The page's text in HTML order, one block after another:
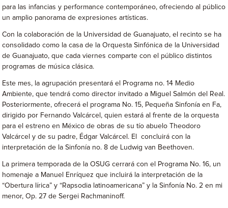
para las infancias y performance contemporáneo, ofreciendo al público
un amplio panorama de expresiones artísticas.
Con la colaboración de la Universidad de Guanajuato, el recinto se ha
consolidado como la casa de la Orquesta Sinfónica de la Universidad
de Guanajuato, que cada viernes comparte con el público distintos
programas de música clásica.
Este mes, la agrupación presentará el Programa no. 14 Medio
Ambiente, que tendrá como director invitado a Miguel Salmón del Real.
Posteriormente, ofrecerá el programa No. 15, Pequeña Sinfonía en Fa,
dirigido por Fernando Valcárcel, quien estará al frente de la orquesta
para el estreno en México de obras de su tío abuelo Theodoro
Valcárcel y de su padre, Édgar Valcárcel. El concluirá con la
interpretación de la Sinfonía no. 8 de Ludwig van Beethoven.
La primera temporada de la OSUG cerrará con el Programa No. 16, un
homenaje a Manuel Enríquez que incluirá la interpretación de la
“Obertura lírica” y “Rapsodia latinoamericana” y la Sinfonía No. 2 en mi
menor, Op. 27 de Sergei Rachmaninoff.